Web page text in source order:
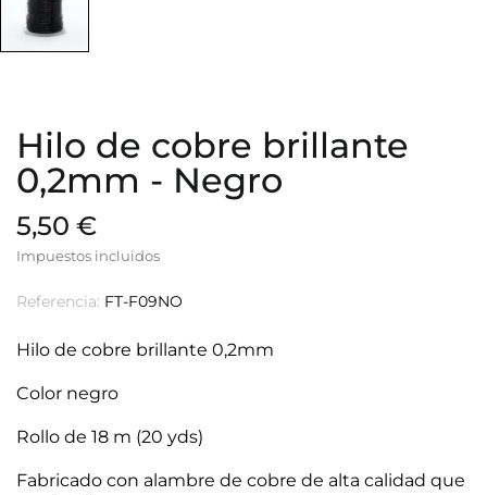
Hilo de cobre brillante
0,2mm - Negro
5,50 €
Impuestos incluidos
Referencia: FT-F09NO
Hilo de cobre brillante 0,2mm
Color negro
Rollo de 18 m (20 yds)
Fabricado con alambre de cobre de alta calidad que